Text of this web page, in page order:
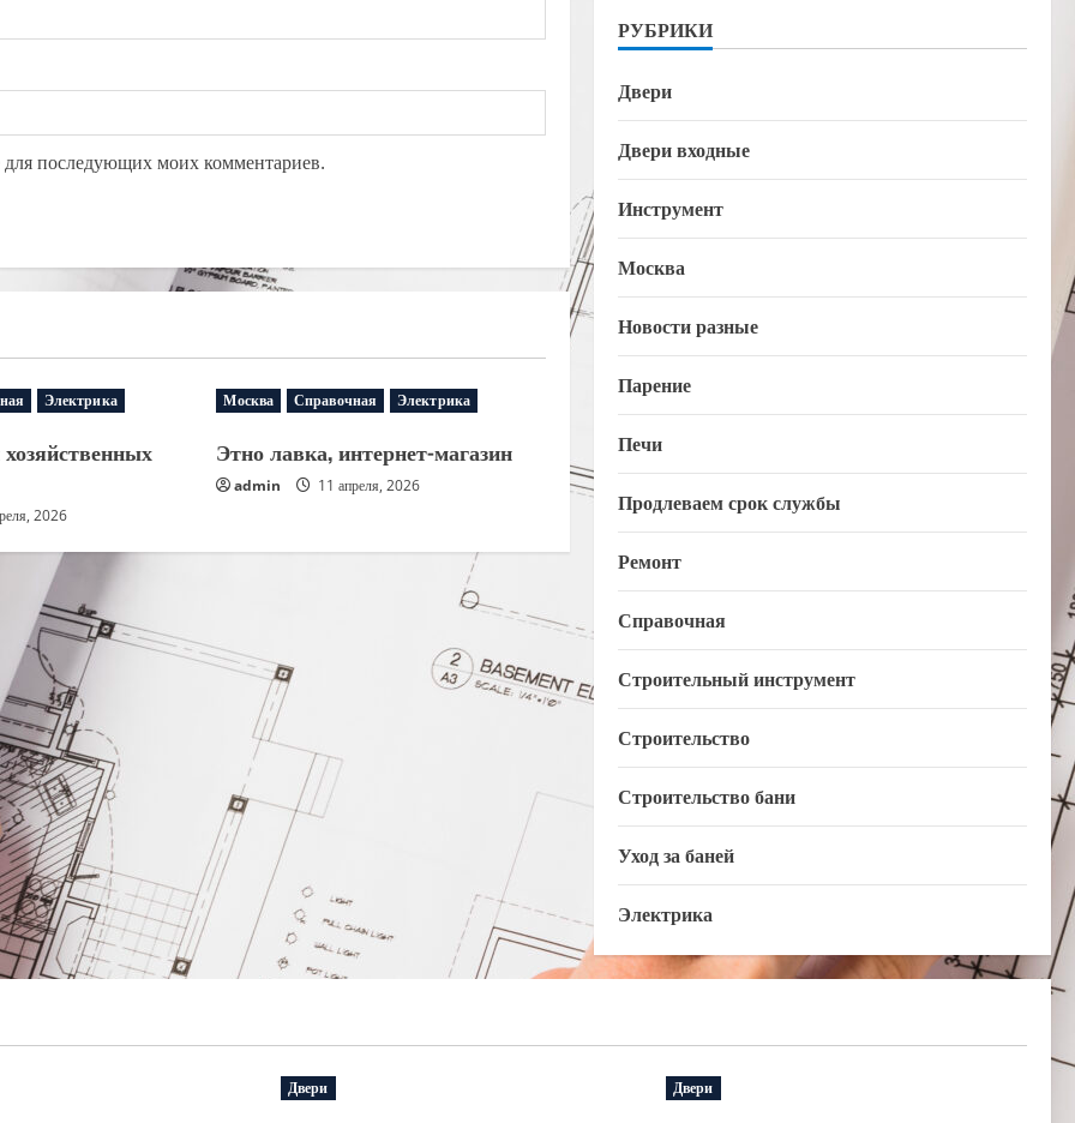
последующих моих комментариев.
Электрика
2026
Москва Справочная Электрика
Этно лавка, интернет-магазин
admin 11 апреля, 2026
РУБРИКИ
Двери
Двери входные
Инструмент
Москва
Новости разные
Парение
Печи
Продлеваем срок службы
Ремонт
Справочная
Строительный инструмент
Строительство
Строительство бани
Уход за баней
Электрика
Двери Двери